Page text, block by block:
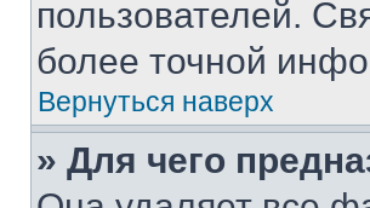
пользователей.
более точной
Вернуться наверх
» Для чего